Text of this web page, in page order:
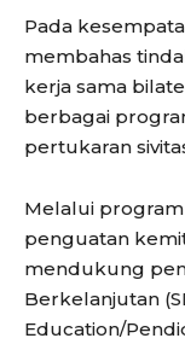
Pada
membahas
kerja sama
berbagai
pertukaran
Melalui
penguatan
mendukung
Berkelanjutan
Education/